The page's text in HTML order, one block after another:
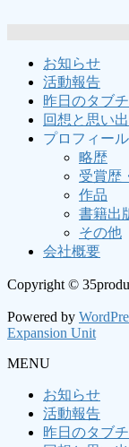
お知らせ
活動報告
昨日のタブ
回想と思い出
プロフィール
略歴
受賞歴
作品
書籍出
その他
会社概要
Copyright ©
Powered by
Expansion Unit
MENU
お知らせ
活動報告
昨日のタブ